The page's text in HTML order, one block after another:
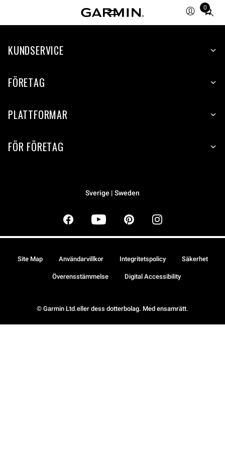
0
Total
items
cart:
KUNDSERVICE
FÖRETAG
PLATTFORMAR
FÖR FÖRETAG
Sverige | Sweden
© Garmin Ltd.eller dess dotterbolag. Med ensamrätt.
Site Map Användarvillkor Integritetspolicy Säkerhet
Överensstämmelse Digital Accessibility